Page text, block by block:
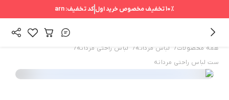
10%تخفیف مخصوص خرید اولکد تخفیف:arn
همه محصولات/ لباس مردانه/ لباس راحتی مردانه/
ست لباس راحتی مردانه